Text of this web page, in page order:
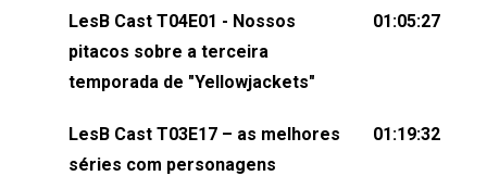
(⁠⁠⁠⁠⁠⁠@KarolenPassos⁠⁠⁠⁠⁠⁠)Participação de Bruna Fentanes
(⁠⁠⁠⁠@brunarfentanes⁠⁠⁠⁠) e Pollyelly FlorêncioEdição de
Naiady Machado
LesB Cast T04E01 - Nossos
pitacos sobre a terceira
temporada de "Yellowjackets"
01:05:27
LesB Cast T03E17 – as melhores
séries com personagens
01:19:32